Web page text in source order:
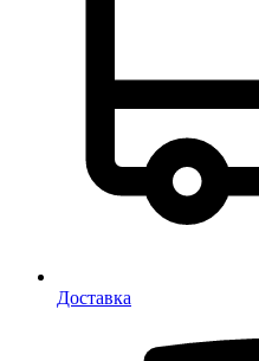
Доставка